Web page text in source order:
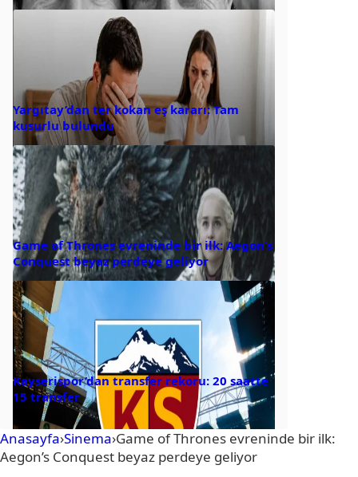
Yargıtay’dan ter kokan eş kararı: Tam
kusurlu bulundu
Game of Thrones evreninde bir ilk: Aegon’s
Conquest beyaz perdeye geliyor
Kayserispor’dan transfer rekoru: 20 saatte
15 transfer
Anasayfa›Sinema›Game of Thrones evreninde bir ilk:
Aegon’s Conquest beyaz perdeye geliyor